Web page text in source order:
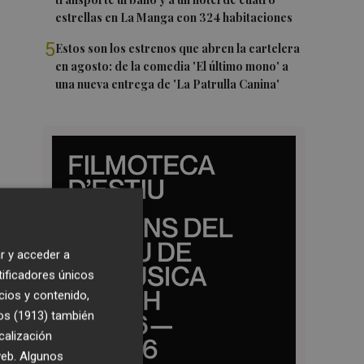
estrellas en La Manga con 324 habitaciones
5Estos son los estrenos que abren la cartelera
en agosto: de la comedia 'El último mono' a
una nueva entrega de 'La Patrulla Canina'
y acceder a
únicos
y contenido,
(1913) también
Algunos